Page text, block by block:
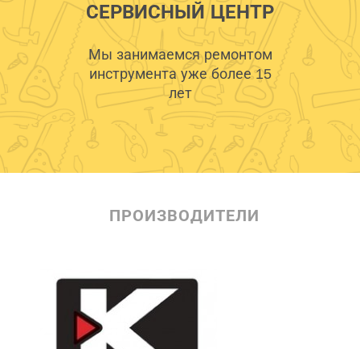
СЕРВИСНЫЙ ЦЕНТР
Мы занимаемся ремонтом
инструмента уже более 15
лет
ПРОИЗВОДИТЕЛИ